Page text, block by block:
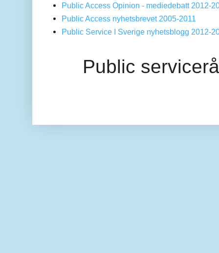
Public Access Opinion - mediedebatt 2012-
Public Access nyhetsbrevet 2005-2011
Public Service I Sverige nyhetsblogg 2012-
Public